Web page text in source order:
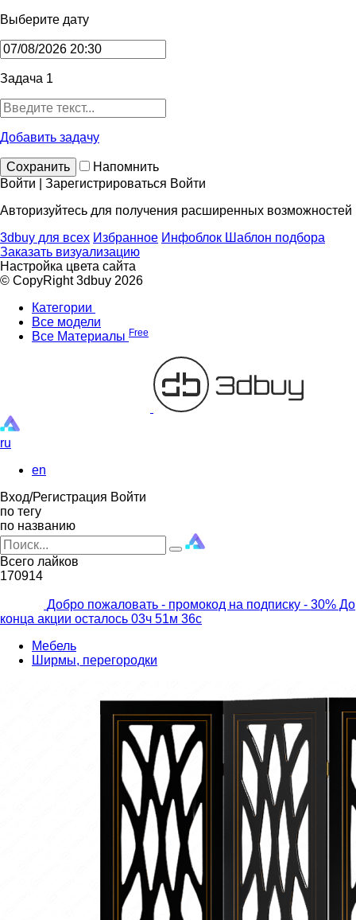
Выберите дату
Задача 1
Добавить задачу
Сохранить
Напомнить
Войти | Зарегистрироваться Войти
Авторизуйтесь для получения расширенных возможностей
3dbuy для всех Избранное Инфоблок Шаблон подбора
Заказать визуализацию
Настройка цвета сайта
© CopyRight 3dbuy 2026
Категории
Все модели
Все Материалы Free
ru
en
Вход/Регистрация Войти
по тегу
по названию
Всего лайков
170914
Добро пожаловать - промокод на подписку - 30% До
конца акции осталось 03ч 51м 34с
Мебель
Ширмы, перегородки